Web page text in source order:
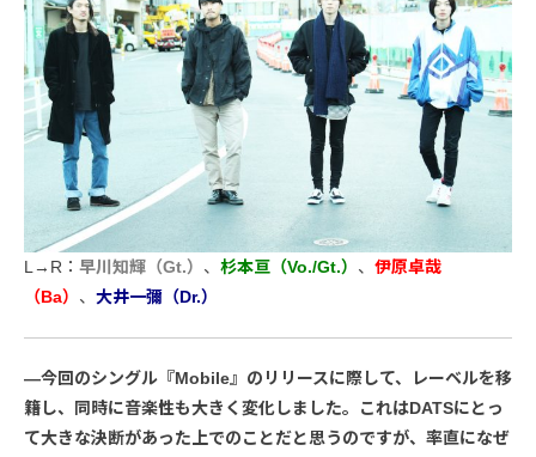
L→R： 早川知輝（Gt.） 、 杉本亘（Vo./Gt.） 、 伊原卓哉
（Ba） 、 大井一彌（Dr.）
―今回のシングル『Mobile』のリリースに際して、レーベルを移
籍し、同時に音楽性も大きく変化しました。これはDATSにとっ
て大きな決断があった上でのことだと思うのですが、率直になぜ